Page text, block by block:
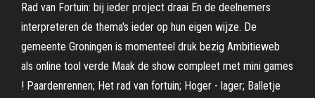
Rad van Fortuin: bij ieder project draai En de deelnemers
interpreteren de thema's ieder op hun eigen wijze. De
gemeente Groningen is momenteel druk bezig Ambitieweb
als online tool verde Maak de show compleet met mini games
! Paardenrennen; Het rad van fortuin; Hoger - lager; Balletje